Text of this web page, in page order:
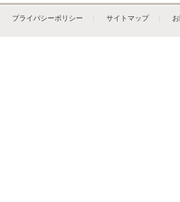
プライバシーポリシー サイトマップ｜